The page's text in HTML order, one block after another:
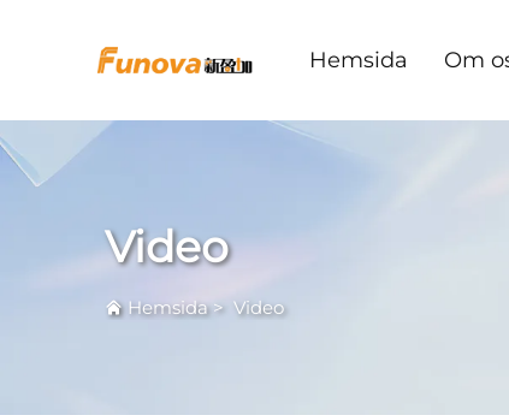
Hemsida Om
Video
Hemsida> Video